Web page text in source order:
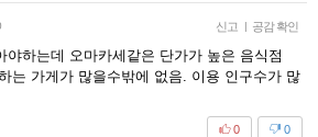
신고 공감 확인
야하는데 오마카세같은 단가가 높은 음식점
는 가게가 많을수밖에 없음. 이용 인구수가 많
0
0